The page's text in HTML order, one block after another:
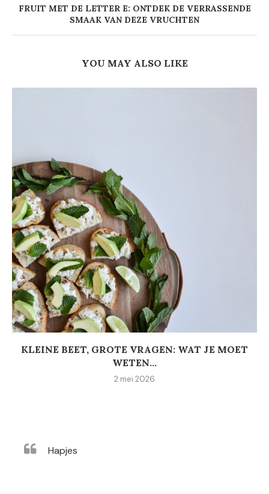
FRUIT MET DE LETTER E: ONTDEK DE VERRASSENDE
SMAAK VAN DEZE VRUCHTEN
YOU MAY ALSO LIKE
KLEINE BEET, GROTE VRAGEN: WAT JE MOET
WETEN...
2 mei 2026
Hapjes